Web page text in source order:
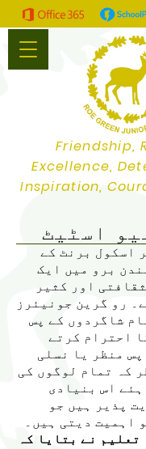
Friendship,
Excellence,
Inspiration,
اسٹیٹ
اسکول برنٹ کے
برو میں ایک
اور کثیر
رو گرین جونیئرز
شاگردوں کے پس
احترام کرتے
منظر یا نسلی
کہ تمام لوگوں کی
اس بنیادی
پذیر ہیں جو
اہمیت دیتی ہیں۔
تعلیم نے بتایا کہ